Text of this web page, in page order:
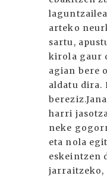
arteko
sartu,
kirola gaur
agian bere
aldatu dira.
harri
neke
eta nola
eskeintzen
jarraitzeko,